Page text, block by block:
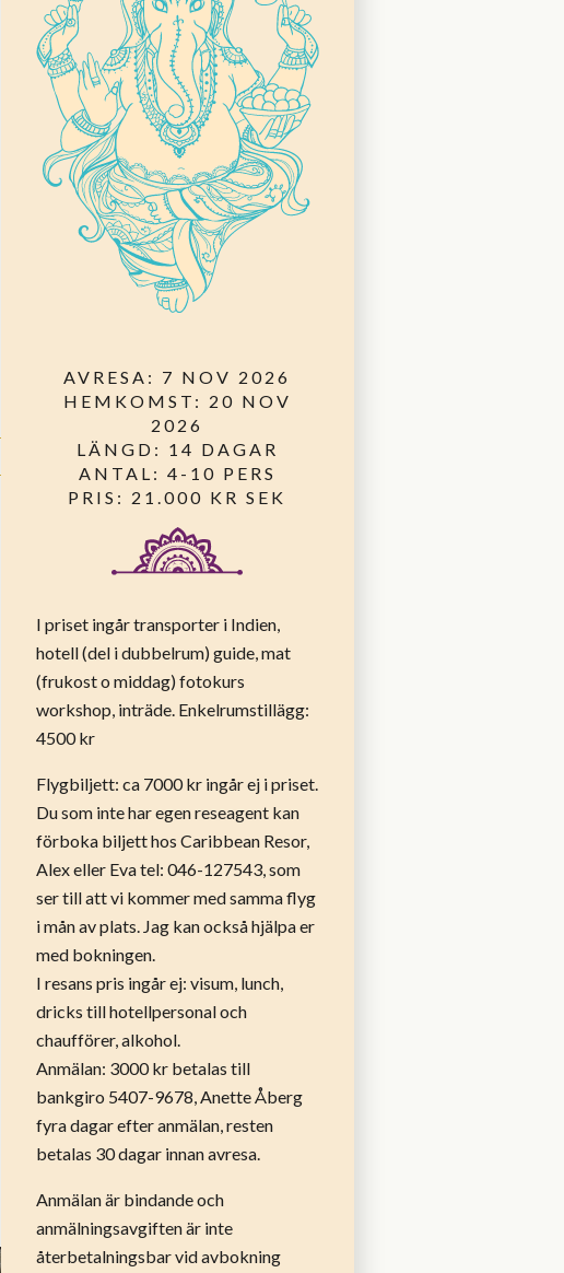
AVRESA: 7 NOV 2026
HEMKOMST: 20 NOV
2026
LÄNGD: 14 DAGAR
ANTAL: 4-10 PERS
PRIS: 21.000 KR SEK
I priset ingår transporter i Indien,
hotell (del i dubbelrum) guide, mat
(frukost o middag) fotokurs
workshop, inträde. Enkelrumstillägg:
4500 kr
Flygbiljett: ca 7000 kr ingår ej i priset.
Du som inte har egen reseagent kan
förboka biljett hos Caribbean Resor,
Alex eller Eva tel: 046-127543, som
ser till att vi kommer med samma flyg
i mån av plats. Jag kan också hjälpa er
med bokningen.
I resans pris ingår ej: visum, lunch,
dricks till hotellpersonal och
chaufförer, alkohol.
Anmälan: 3000 kr betalas till
bankgiro 5407-9678, Anette Åberg
fyra dagar efter anmälan, resten
betalas 30 dagar innan avresa.
Anmälan är bindande och
anmälningsavgiften är inte
återbetalningsbar vid avbokning